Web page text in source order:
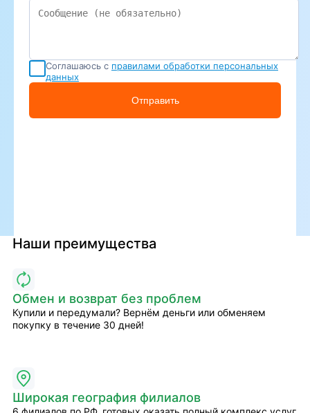
Соглашаюсь с правилами обработки персональных
данных
Отправить
Наши преимущества
Обмен и возврат без проблем
Купили и передумали? Вернём деньги или обменяем
покупку в течение 30 дней!
Широкая география филиалов